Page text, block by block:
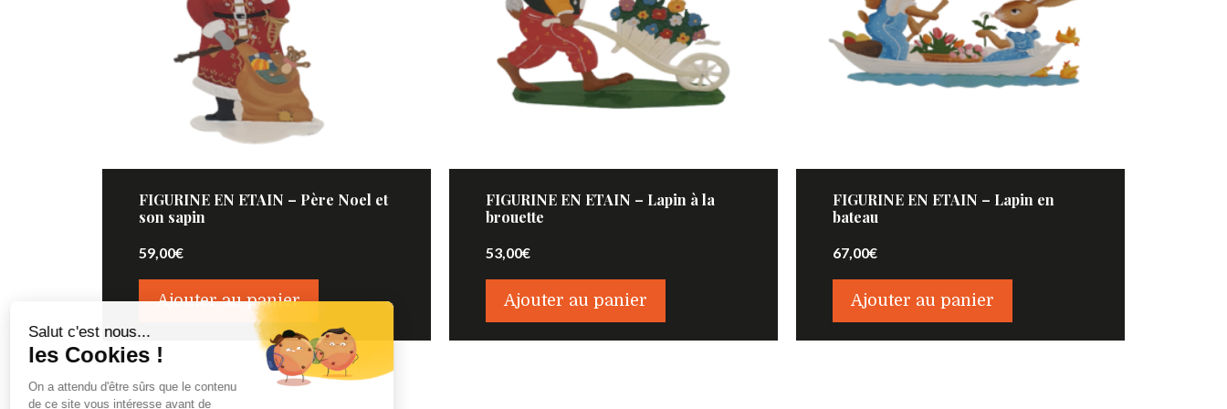
FIGURINE EN ETAIN – Père Noel et
son sapin
59,00€
Ajouter au panier
FIGURINE EN ETAIN – Lapin à la
brouette
53,00€
Ajouter au panier
FIGURINE EN ETAIN – Lapin en
bateau
67,00€
Ajouter au panier
Salut c'est nous...
les Cookies !
On a attendu d'être sûrs que le contenu
de ce site vous intéresse avant de